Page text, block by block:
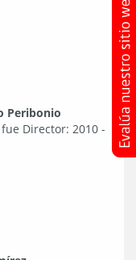
Peribonio
Director: 2010 -